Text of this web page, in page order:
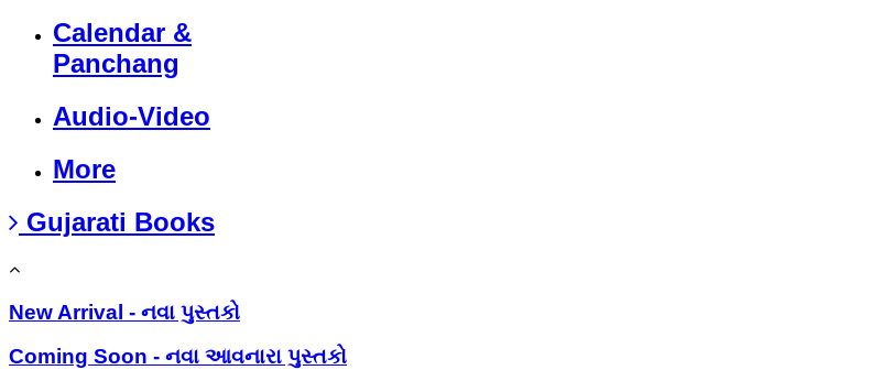
Calendar &
Panchang
Audio-Video
More
Gujarati Books
New Arrival - નવા પુસ્તકો
Coming Soon - નવા આવનારા પુસ્તકો